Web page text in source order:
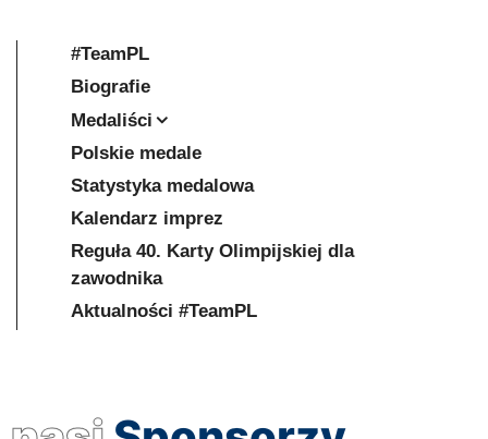
#TeamPL
Biografie
Medaliści
Polskie medale
Statystyka medalowa
Kalendarz imprez
Reguła 40. Karty Olimpijskiej dla
zawodnika
Aktualności #TeamPL